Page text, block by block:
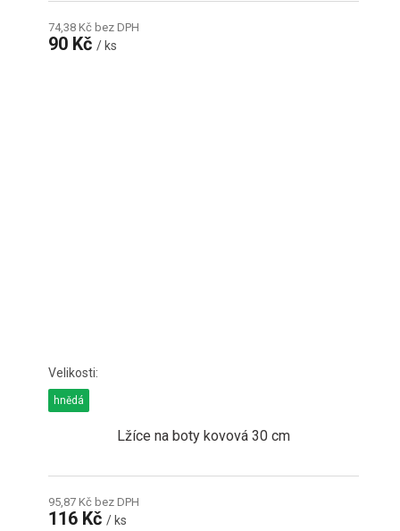
74,38 Kč bez DPH
90 Kč/ ks
Lžíce na boty kovová 30 cm
95,87 Kč bez DPH
116 Kč/ ks
hnědá